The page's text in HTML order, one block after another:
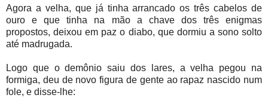
Agora a velha, que já tinha arrancado os três cabelos de
ouro e que tinha na mão a chave dos três enigmas
propostos, deixou em paz o diabo, que dormiu a sono solto
até madrugada.
Logo que o demônio saiu dos lares, a velha pegou na
formiga, deu de novo figura de gente ao rapaz nascido num
fole, e disse-lhe: